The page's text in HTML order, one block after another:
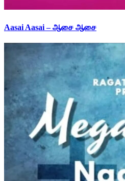
Aasai Aasai – ஆசை ஆசை